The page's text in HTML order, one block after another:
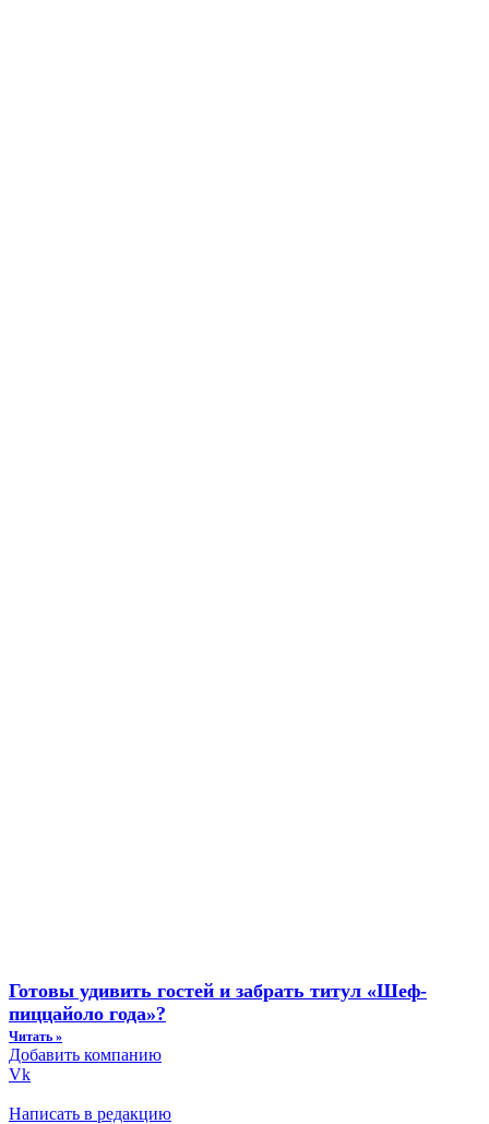
Готовы удивить гостей и забрать титул «Шеф-
пиццайоло года»?
Читать »
Добавить компанию
Vk
Написать в редакцию